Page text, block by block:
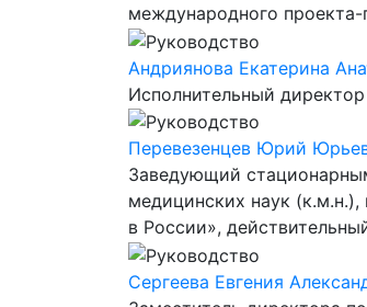
международного
Андриянова Екатерина
Исполнительный
Перевезенцев Юрий
Заведующий
медицинских наук (к.м.н.),
в России»,
Сергеева Евгения